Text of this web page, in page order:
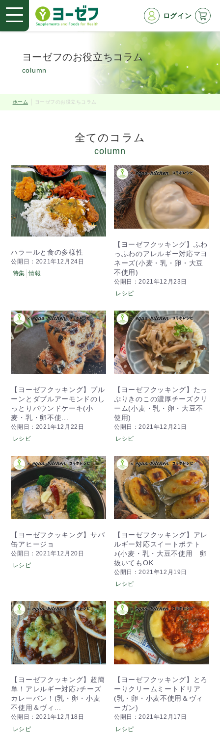
ログイン
ヨーゼフのお役立ちコラム
column
ホーム ヨーゼフのお役立ちコラム
全てのコラム
column
ハラールと食の多様性
公開日：2021年12月24日
特集 情報
【ヨーゼフクッキング】ふわ
っふわのアレルギー対応マヨ
ネーズ(小麦・乳・卵・大豆
不使用)
公開日：2021年12月23日
レシピ
【ヨーゼフクッキング】プル
ーンとダブルアーモンドのし
っとりパウンドケーキ(小
麦・乳・卵不使...
公開日：2021年12月22日
レシピ
【ヨーゼフクッキング】たっ
ぷりきのこの濃厚チーズクリ
ーム(小麦・乳・卵・大豆不
使用)
公開日：2021年12月21日
レシピ
【ヨーゼフクッキング】サバ
缶アヒージョ
公開日：2021年12月20日
レシピ
【ヨーゼフクッキング】アレ
ルギー対応スイートポテト
♪(小麦・乳・大豆不使用 卵
抜いてもOK...
公開日：2021年12月19日
レシピ
【ヨーゼフクッキング】超簡
単！アレルギー対応♪チーズ
カレーパン！(乳・卵・小麦
不使用＆ヴィ...
公開日：2021年12月18日
レシピ
【ヨーゼフクッキング】とろ
ーりクリームミートドリア
(乳・卵・小麦不使用＆ヴィ
ーガン)
公開日：2021年12月17日
レシピ